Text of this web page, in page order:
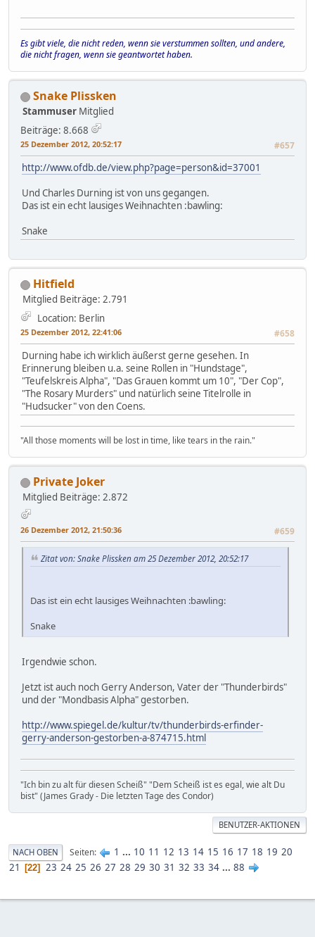
Es gibt viele, die nicht reden, wenn sie verstummen sollten, und andere,
die nicht fragen, wenn sie geantwortet haben.
Snake Plissken
Stammuser Mitglied
Beiträge: 8.668
25 Dezember 2012, 20:52:17 #657
http://www.ofdb.de/view.php?page=person&id=37001
Und Charles Durning ist von uns gegangen.
Das ist ein echt lausiges Weihnachten :bawling:
Snake
Hitfield
Mitglied Beiträge: 2.791
Location: Berlin
25 Dezember 2012, 22:41:06 #658
Durning habe ich wirklich äußerst gerne gesehen. In
Erinnerung bleiben u.a. seine Rollen in "Hundstage",
"Teufelskreis Alpha", "Das Grauen kommt um 10", "Der Cop",
"The Rosary Murders" und natürlich seine Titelrolle in
"Hudsucker" von den Coens.
"All those moments will be lost in time, like tears in the rain."
Private Joker
Mitglied Beiträge: 2.872
26 Dezember 2012, 21:50:36 #659
Zitat von: Snake Plissken am 25 Dezember 2012, 20:52:17
Das ist ein echt lausiges Weihnachten :bawling:
Snake
Irgendwie schon.
Jetzt ist auch noch Gerry Anderson, Vater der "Thunderbirds"
und der "Mondbasis Alpha" gestorben.
http://www.spiegel.de/kultur/tv/thunderbirds-erfinder-
gerry-anderson-gestorben-a-874715.html
"Ich bin zu alt für diesen Scheiß" "Dem Scheiß ist es egal, wie alt Du
bist" (James Grady - Die letzten Tage des Condor)
BENUTZER-AKTIONEN
NACH OBEN Seiten 1 ... 10 11 12 13 14 15 16 17 18 19 20
21
22 23 24 25 26 27 28 29 30 31 32 33 34 ... 88